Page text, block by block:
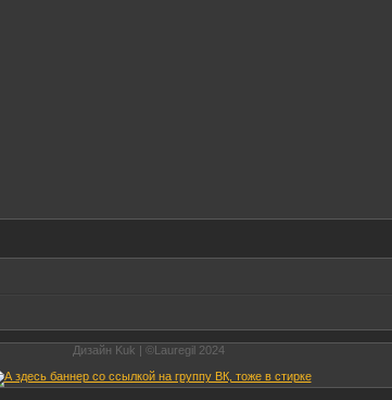
Дизайн Kuk | ©Lauregil 2024